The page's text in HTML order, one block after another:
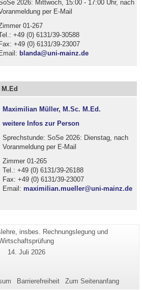
2026: Mittwoch, 15:00 - 17:00 Uhr, nach
per E-Mail
01-267
+49 (0) 6131/39-30588
Fax: +49 (0) 6131/39-23007
Email: blanda@uni-mainz.de
Maximilian Müller, M.Sc. M.Ed.
weitere Infos zur Person
Sprechstunde: SoSe 2026: Dienstag, nach
Voranmeldung per E-Mail
Zimmer 01-265
Tel.: +49 (0) 6131/39-26188
Fax: +49 (0) 6131/39-23007
Email: maximilian.mueller@uni-mainz.de
Zusätzliche
Informationen
zu
Seite
insbes. Rechnungslegung und
Letzte
14. Juli 2026
Barrierefreiheit Zum Seitenanfang